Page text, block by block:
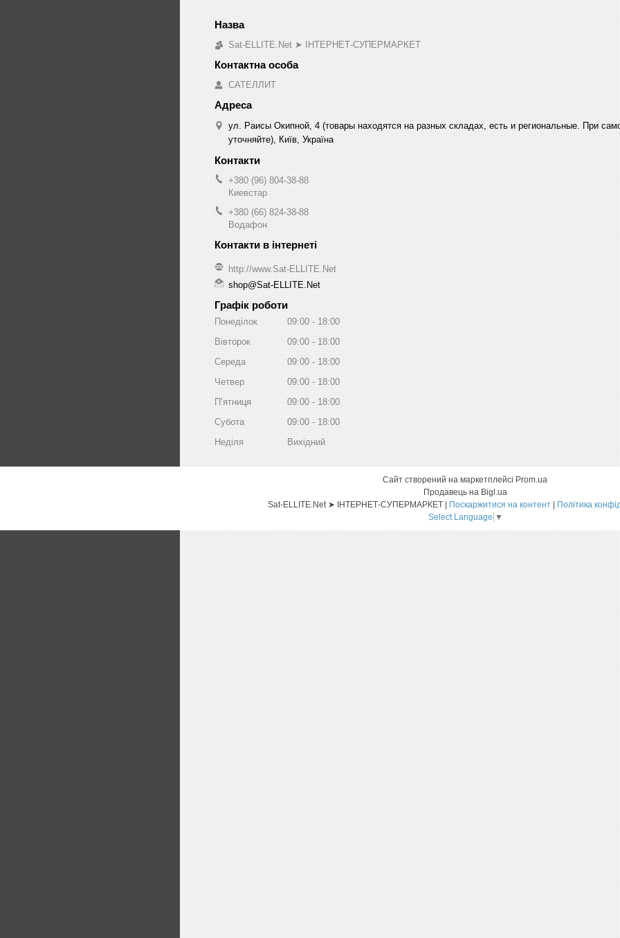
Sat-ELLITE.Net ➤ ІНТЕРНЕТ-СУПЕРМАРКЕТ
САТЕЛЛИТ
ул. Раисы Окипной, 4 (товары находятся на разных складах, есть и региональные. При
уточняйте), Київ, Україна
+380 (96) 804-38-88
Киевстар
+380 (66) 824-38-88
Водафон
http://www.Sat-ELLITE.Net
shop@Sat-ELLITE.Net
Графік роботи
Понеділок 09:00
18:00
Вівторок
09:00
18:00
Середа
09:00
18:00
Четвер
09:00
18:00
Пʼятниця
09:00
18:00
Субота
09:00
18:00
Неділя
Вихідний
Сайт створений на маркетплейсі Prom.ua
Продавець на Bigl.ua
Sat-ELLITE.Net ➤ ІНТЕРНЕТ-СУПЕРМАРКЕТ | Поскаржитися на контент | Політика
Select Language ▼